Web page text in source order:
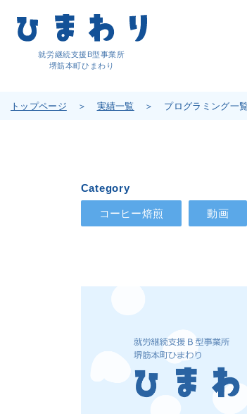
就労継続支援B型事業所
堺筋本町ひまわり
トップページ 実績一覧 プログラミング一覧
Category
コーヒー焙煎 動画